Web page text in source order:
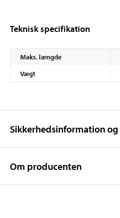
Teknisk specifikation
Maks. længde
Vægt
Sikkerhedsinformation
Om producenten